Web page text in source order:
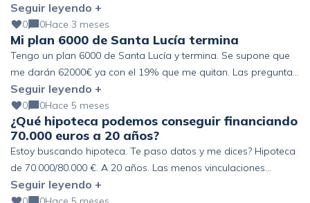
pagas. Otros ingresos pero que no se si cuentan… 350 al mes
de deducciones de familia numerosa e hijo discapacitado a
cargo y el complemento de ayuda a la infancia. Un pequeño
local en propiedad […]
Seguir leyendo +
0 0Hace 3 meses
Mi plan 6000 de Santa Lucía termina
Tengo un plan 6000 de Santa Lucía y termina. Se supone que
me darán 62000€ ya con el 19% que me quitan. Las preguntas:
1. El año próximo, ¿cuánto tributaré por este dinero? 2. Y si lo
cobro en rentas, ¿cuánto me cobrará Santa Lucía por gestión y
gasto? 3. ¿En dónde se puede meter […]
Seguir leyendo +
0 0Hace 5 meses
¿Qué hipoteca podemos conseguir financiando
70.000 euros a 20 años?
Estoy buscando hipoteca. Te paso datos y me dices? Hipoteca
de 70.000/80.000 €. A 20 años. Las menos vinculaciones
posibles. A nombre mío y de mi pareja. Piso nuevo. No
Seguir leyendo +